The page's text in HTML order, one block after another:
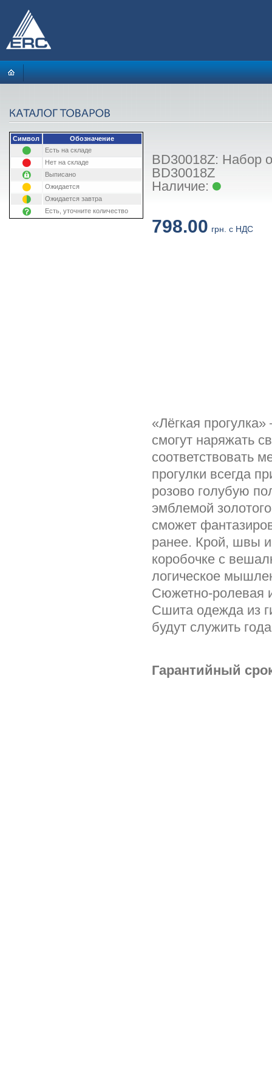
Символ
Обозначение
Есть на складе
Нет на складе
Выписано
Ожидается
Ожидается завтра
Есть, уточните количество
BD30018Z: Набор
BD30018Z
Наличие:
798.00 грн. с НДС
«Лёгкая
смогут наряжать
соответствовать
прогулки всегда
розово голубую
эмблемой
сможет
ранее. Крой, швы и
коробочке с
логическое
Сюжетно-ролевая
Сшита одежда из
будут служить
Гарантийный